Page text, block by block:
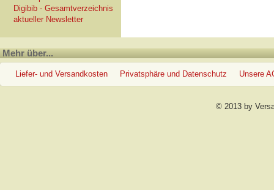
Digibib - Gesamtverzeichnis
aktueller Newsletter
Mehr über...
Liefer- und Versandkosten Privatsphäre und Datenschutz Unsere
© 2013 by